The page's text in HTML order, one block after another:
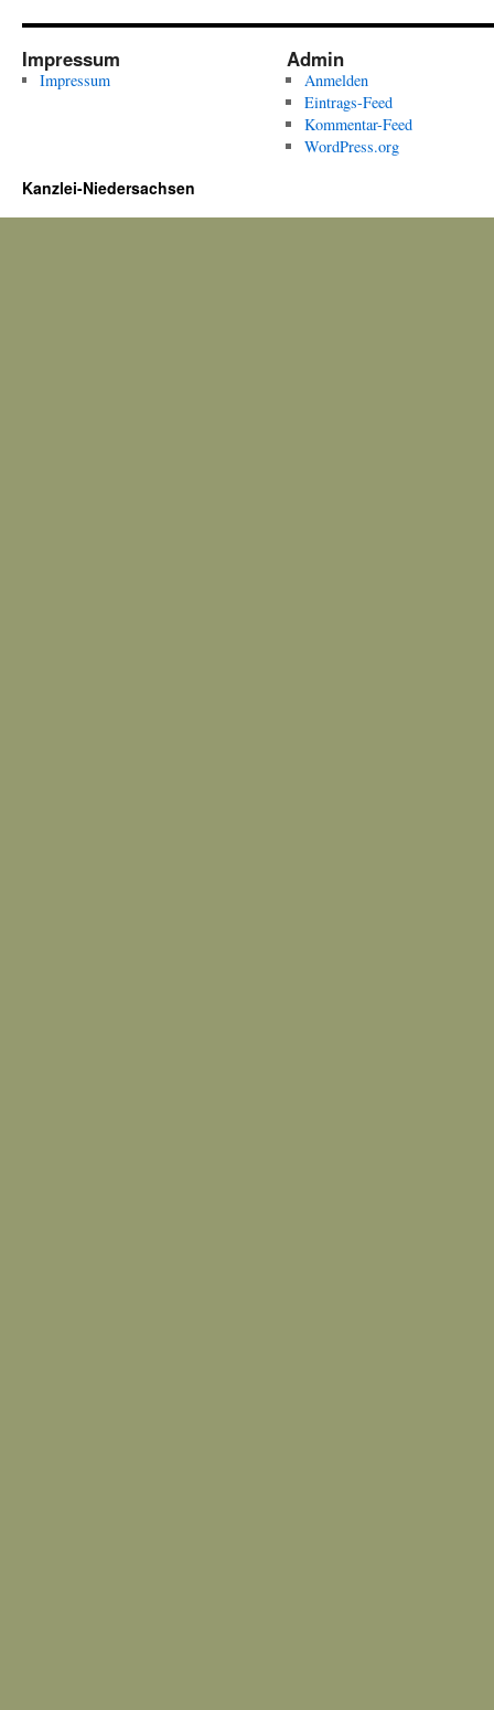
Impressum
Impressum
Admin
Anmelden
Eintrags-Feed
Kommentar-Feed
WordPress.org
Kanzlei-Niedersachsen